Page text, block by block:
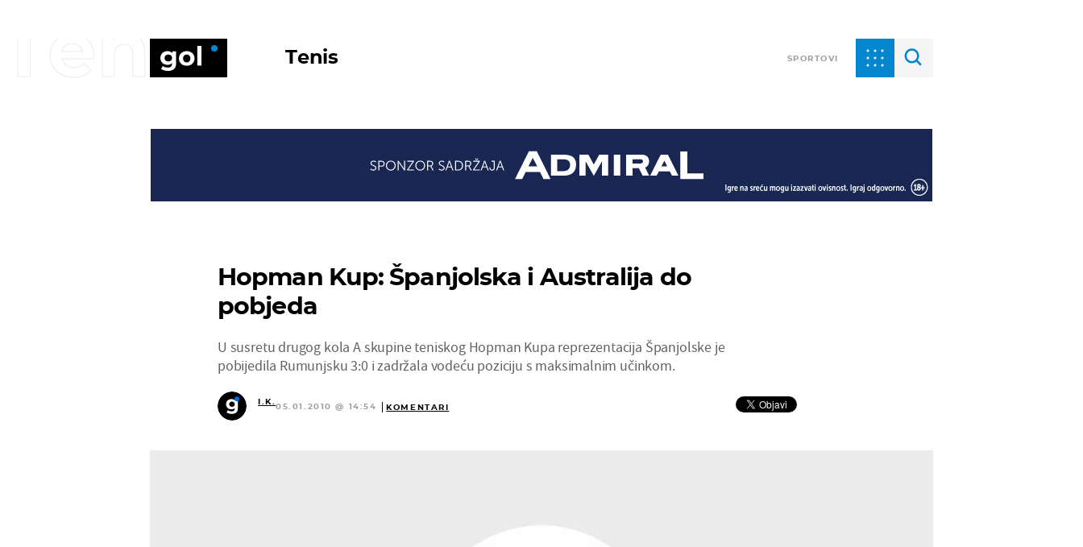
Tenis SPORTOVI
Tenis
Hopman Kup: Španjolska i Australija do
pobjeda
U susretu drugog kola A skupine teniskog Hopman Kupa reprezentacija Španjolske je
pobijedila Rumunjsku 3:0 i zadržala vodeću poziciju s maksimalnim učinkom.
I.K.
05.01.2010 @ 14:54 KOMENTARI